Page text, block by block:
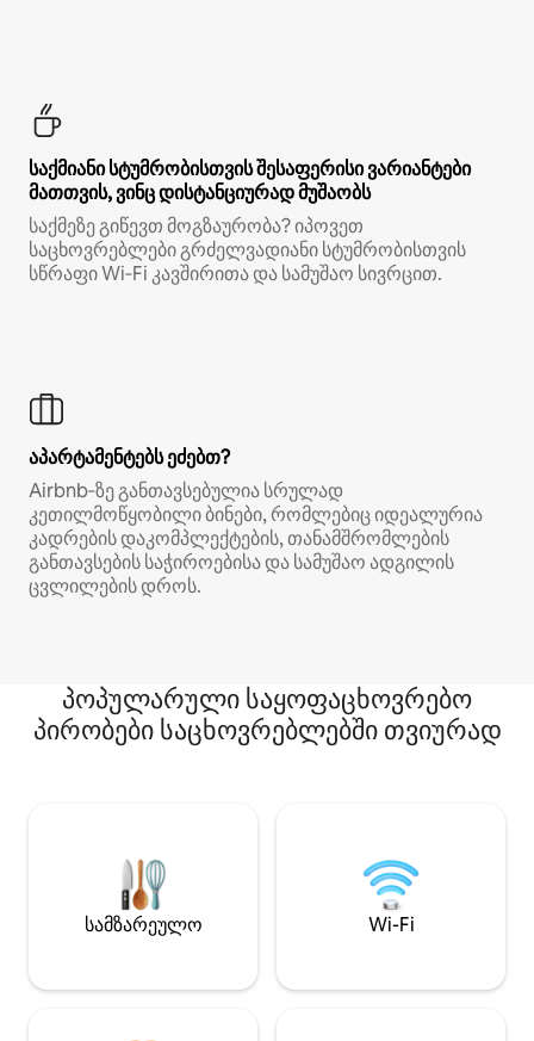
საქმიანი სტუმრობისთვის შესაფერისი ვარიანტები
მათთვის, ვინც დისტანციურად მუშაობს
საქმეზე გიწევთ მოგზაურობა? იპოვეთ
საცხოვრებლები გრძელვადიანი სტუმრობისთვის
სწრაფი Wi‑Fi კავშირითა და სამუშაო სივრცით.
აპარტამენტებს ეძებთ?
Airbnb‑ზე განთავსებულია სრულად
კეთილმოწყობილი ბინები, რომლებიც იდეალურია
კადრების დაკომპლექტების, თანამშრომლების
განთავსების საჭიროებისა და სამუშაო ადგილის
ცვლილების დროს.
პოპულარული საყოფაცხოვრებო
პირობები საცხოვრებლებში თვიურად
სამზარეულო Wi-Fi